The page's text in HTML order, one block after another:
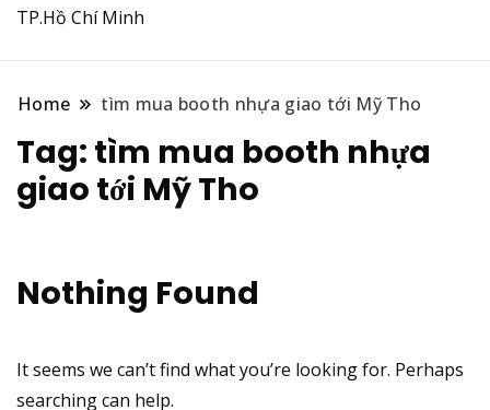
TP.Hồ Chí Minh
Home tìm mua booth nhựa giao tới Mỹ Tho
Tag: tìm mua booth nhựa
giao tới Mỹ Tho
Nothing Found
It seems we can’t find what you’re looking for. Perhaps
searching can help.